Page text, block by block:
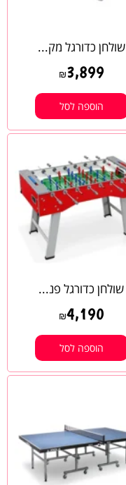
שולחן כדורגל מק...
₪3,899
הוספה לסל
שולחן כדורגל פנ...
₪4,190
הוספה לסל